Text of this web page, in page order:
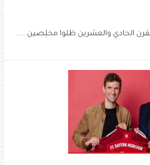
الحادي والعشرين ظلوا مخلِصين .....